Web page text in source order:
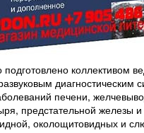
коллективом
диагностическим
печени,
предстательной
околощитовидных и